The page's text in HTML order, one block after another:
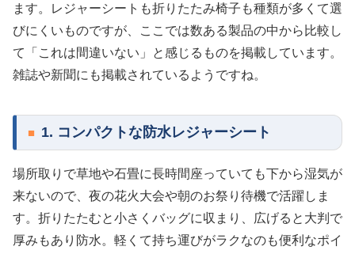
ます。レジャーシートも折りたたみ椅子も種類が多くて選
びにくいものですが、ここでは数ある製品の中から比較し
て「これは間違いない」と感じるものを掲載しています。
雑誌や新聞にも掲載されているようですね。
1. コンパクトな防水レジャーシート
場所取りで草地や石畳に長時間座っていても下から湿気が
来ないので、夜の花火大会や朝のお祭り待機で活躍しま
す。折りたたむと小さくバッグに収まり、広げると大判で
厚みもあり防水。軽くて持ち運びがラクなのも便利なポイ